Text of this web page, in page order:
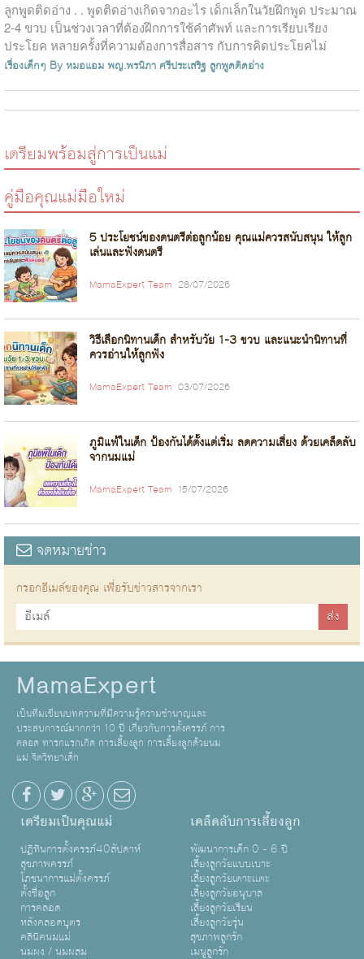
ลูกพูดติดอ่าง . . พูดติดอ่างเกิดจากอะไร เด็กเล็กในวัยฝึกพูด ประมาณ
2-4 ขวบ เป็นช่วงเวลาที่ต้องฝึกการใช้คำศัพท์ และการเรียบเรียง
ประโยค หลายครั้งที่ความต้องการสื่อสาร กับการคิดประโยคไม่
สัมพันธ์กัน...
เรื่องเด็กๆ By หมอแอมพญ.พรนิภา ศรีประเสริฐ ลูกพูดติดอ่าง
เตรียมพร้อมสู่การเป็นแม่
คู่มือคุณแม่มือใหม่
5 ประโยชน์ของดนตรีต่อลูกน้อย คุณแม่ควรสนับสนุน ให้ลูก
เล่นและฟังดนตรี
MamaExpert Team 28/07/2026
วิธีเลือกนิทานเด็ก สำหรับวัย 1-3 ขวบ และแนะนำนิทานที่
ควรอ่านให้ลูกฟัง
MamaExpert Team 03/07/2026
ภูมิแพ้ในเด็ก ป้องกันได้ตั้งแต่เริ่ม ลดความเสี่ยง ด้วยเคล็ดลับ
จากนมแม่
MamaExpert Team 15/07/2026
จดหมายข่าว
กรอกอีเมล์ของคุณ เพื่อรับข่าวสารจากเรา
MamaExpert
เป็นทีมเขียนบทความที่มีความรู้ความชำนาญและ
ประสบการณ์มากกว่า 10 ปี เกี่ยวกับการตั้งครรภ์ การ
คลอด ทารกแรกเกิด การเลี้ยงลูก การเลี้ยงลูกด้วยนม
แม่ จิตวิทยาเด็ก
เตรียมเป็นคุณแม่
ปฏิทินการตั้งครรภ์40สัปดาห์
สุขภาพครรภ์
โภชนาการแม่ตั้งครรภ์
ตั้งชื่อลูก
การคลอด
หลังคลอดบุตร
คลินิคนมแม่
นมผง / นมผสม
เคล็ดลับการเลี้ยงลูก
พัฒนาการเด็ก 0 - 6 ปี
เลี้ยงลูกวัยแบบเบาะ
เลี้ยงลูกวัยเตาะเเตะ
เลี้ยงลูกวัยอนุบาล
เลี้ยงลูกวัยเรียน
เลี้ยงลูกวัยรุ่น
สุขภาพลูกรัก
เมนูลูกรัก